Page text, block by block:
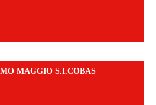
MAGGIO S.I.COBAS